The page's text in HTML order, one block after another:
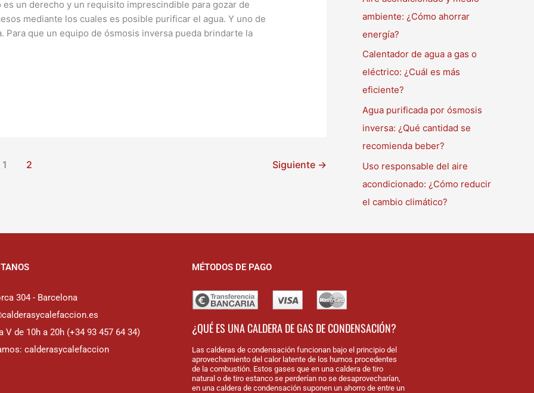
es un derecho y un requisito imprescindible para gozar de
mediante los cuales es posible purificar el agua. Y uno de
Para que un equipo de ósmosis inversa pueda brindarte la
1 2 Siguiente →
ambiente: ¿Cómo ahorrar
energía?
Calentador de agua a gas o
eléctrico: ¿Cuál es más
eficiente?
Agua purificada por ósmosis
inversa: ¿Qué cantidad se
recomienda beber?
Uso responsable del aire
acondicionado: ¿Cómo reducir
el cambio climático?
304 - Barcelona
V de 10h a 20h (+34 93 457 64 34)
calderasycalefaccion
MÉTODOS DE PAGO
¿QUÉ ES UNA CALDERA DE GAS DE CONDENSACIÓN?
Las calderas de condensación funcionan bajo el principio del
aprovechamiento del calor latente de los humos procedentes
de la combustión. Estos gases que en una caldera de tiro
natural o de tiro estanco se perderían no se desaprovecharían,
en una caldera de condensación suponen un ahorro de entre un